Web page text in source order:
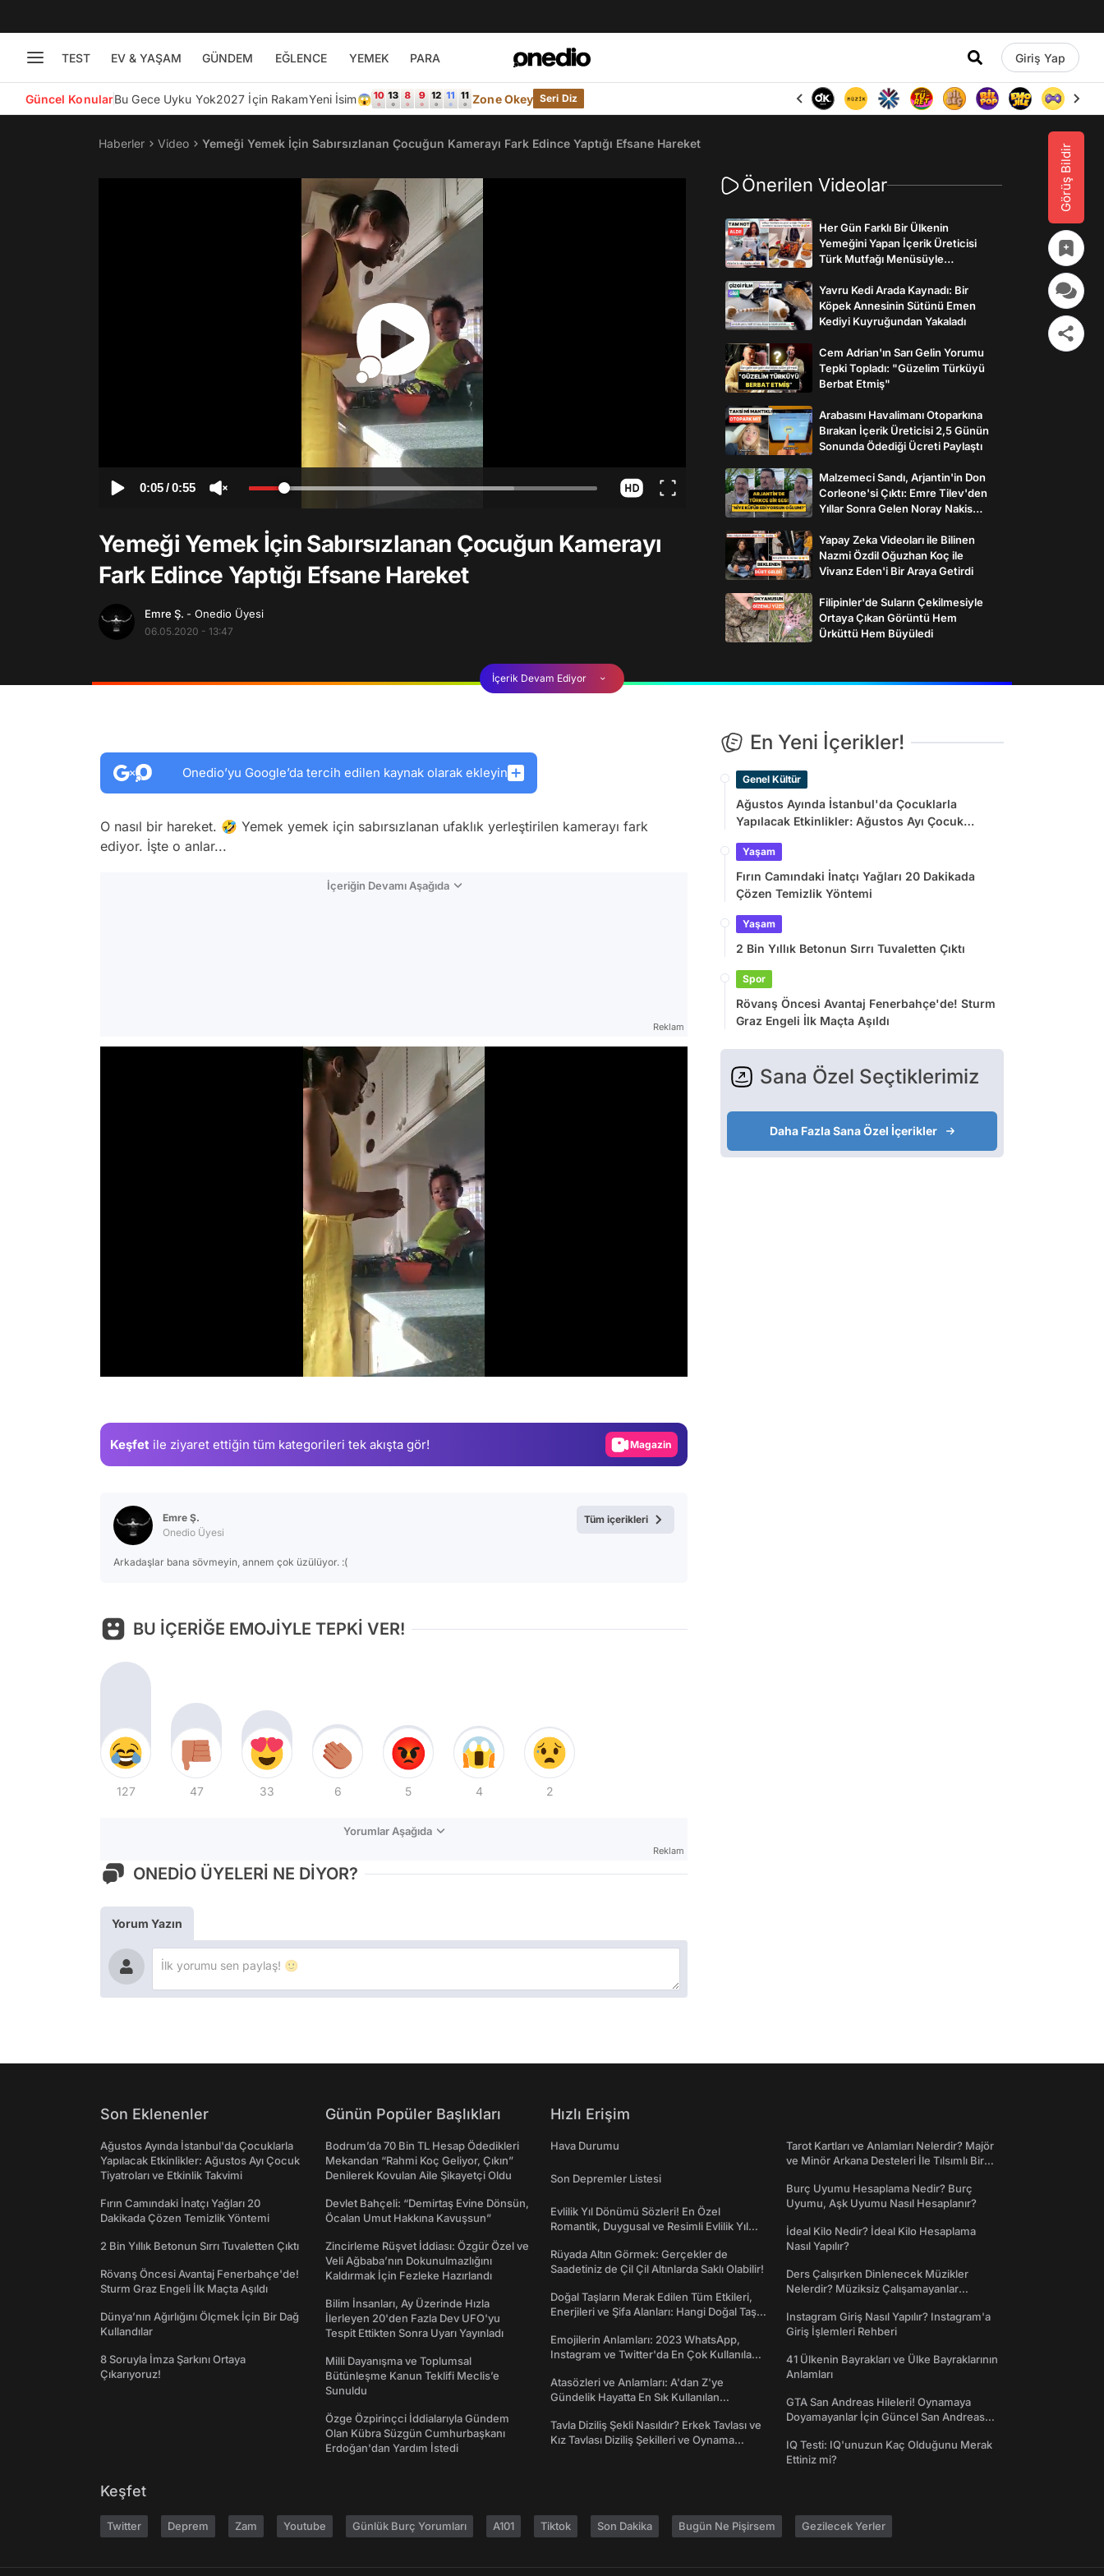
TEST EV & YAŞAM GÜNDEM EĞLENCE YEMEK PARA Giriş Yap
Güncel KonularBu Gece Uyku Yok2027 İçin RakamYeni İsim😱 Zone Okey Seri Diz
Görüş Bildir
Haberler Video Yemeği Yemek İçin Sabırsızlanan Çocuğun Kamerayı Fark Edince Yaptığı Efsane Hareket
0:05/0:55
Yemeği Yemek İçin Sabırsızlanan Çocuğun Kamerayı
Fark Edince Yaptığı Efsane Hareket
Emre Ş. - Onedio Üyesi
06.05.2020 - 13:47
Önerilen Videolar
Her Gün Farklı Bir Ülkenin
Yemeğini Yapan İçerik Üreticisi
Türk Mutfağı Menüsüyle
Yavru Kedi Arada Kaynadı: Bir
Köpek Annesinin Sütünü Emen
Kediyi Kuyruğundan Yakaladı
Cem Adrian'ın Sarı Gelin Yorumu
Tepki Topladı: "Güzelim Türküyü
Berbat Etmiş"
Arabasını Havalimanı Otoparkına
Bırakan İçerik Üreticisi 2,5 Günün
Sonunda Ödediği Ücreti Paylaştı
Malzemeci Sandı, Arjantin'in Don
Corleone'si Çıktı: Emre Tilev'den
Yıllar Sonra Gelen Noray Nakis
Yapay Zeka Videoları ile Bilinen
Nazmi Özdil Oğuzhan Koç ile
Vivanz Eden'i Bir Araya Getirdi
Filipinler'de Suların Çekilmesiyle
Ortaya Çıkan Görüntü Hem
Ürküttü Hem Büyüledi
İçerik Devam Ediyor
Onedio’yu Google’da tercih edilen kaynak olarak ekleyin
O nasıl bir hareket. 🤣 Yemek yemek için sabırsızlanan ufaklık yerleştirilen kamerayı fark
ediyor. İşte o anlar...
İçeriğin Devamı Aşağıda
Reklam
Keşfet ile ziyaret ettiğin tüm kategorileri tek akışta gör! Magazin
Emre Ş.
Onedio Üyesi
Arkadaşlar bana sövmeyin, annem çok üzülüyor. :(
Tüm içerikleri
BU İÇERİĞE EMOJİYLE TEPKİ VER!
127 47 33 6 5 4 2
Yorumlar Aşağıda
Reklam
ONEDİO ÜYELERİ NE DİYOR?
Yorum Yazın
En Yeni İçerikler!
Genel Kültür
Ağustos Ayında İstanbul'da Çocuklarla
Yapılacak Etkinlikler: Ağustos Ayı Çocuk
Yaşam
Fırın Camındaki İnatçı Yağları 20 Dakikada
Çözen Temizlik Yöntemi
Yaşam
2 Bin Yıllık Betonun Sırrı Tuvaletten Çıktı
Spor
Rövanş Öncesi Avantaj Fenerbahçe'de! Sturm
Graz Engeli İlk Maçta Aşıldı
Sana Özel Seçtiklerimiz
Daha Fazla Sana Özel İçerikler
Son Eklenenler
Ağustos Ayında İstanbul'da Çocuklarla
Yapılacak Etkinlikler: Ağustos Ayı Çocuk
Tiyatroları ve Etkinlik Takvimi
Fırın Camındaki İnatçı Yağları 20
Dakikada Çözen Temizlik Yöntemi
2 Bin Yıllık Betonun Sırrı Tuvaletten Çıktı
Rövanş Öncesi Avantaj Fenerbahçe'de!
Sturm Graz Engeli İlk Maçta Aşıldı
Dünya’nın Ağırlığını Ölçmek İçin Bir Dağ
Kullandılar
8 Soruyla İmza Şarkını Ortaya
Çıkarıyoruz!
Günün Popüler Başlıkları
Bodrum’da 70 Bin TL Hesap Ödedikleri
Mekandan “Rahmi Koç Geliyor, Çıkın”
Denilerek Kovulan Aile Şikayetçi Oldu
Devlet Bahçeli: “Demirtaş Evine Dönsün,
Öcalan Umut Hakkına Kavuşsun”
Zincirleme Rüşvet İddiası: Özgür Özel ve
Veli Ağbaba’nın Dokunulmazlığını
Kaldırmak İçin Fezleke Hazırlandı
Bilim İnsanları, Ay Üzerinde Hızla
İlerleyen 20'den Fazla Dev UFO'yu
Tespit Ettikten Sonra Uyarı Yayınladı
Milli Dayanışma ve Toplumsal
Bütünleşme Kanun Teklifi Meclis’e
Sunuldu
Özge Özpirinçci İddialarıyla Gündem
Olan Kübra Süzgün Cumhurbaşkanı
Erdoğan'dan Yardım İstedi
Hızlı Erişim
Hava Durumu
Son Depremler Listesi
Evlilik Yıl Dönümü Sözleri! En Özel
Romantik, Duygusal ve Resimli Evlilik Yıl
Rüyada Altın Görmek: Gerçekler de
Saadetiniz de Çil Çil Altınlarda Saklı Olabilir!
Doğal Taşların Merak Edilen Tüm Etkileri,
Enerjileri ve Şifa Alanları: Hangi Doğal Taş
Emojilerin Anlamları: 2023 WhatsApp,
Instagram ve Twitter'da En Çok Kullanılan
Atasözleri ve Anlamları: A'dan Z'ye
Gündelik Hayatta En Sık Kullanılan
Tavla Diziliş Şekli Nasıldır? Erkek Tavlası ve
Kız Tavlası Diziliş Şekilleri ve Oynama
Tarot Kartları ve Anlamları Nelerdir? Majör
ve Minör Arkana Desteleri İle Tılsımlı Bir
Burç Uyumu Hesaplama Nedir? Burç
Uyumu, Aşk Uyumu Nasıl Hesaplanır?
İdeal Kilo Nedir? İdeal Kilo Hesaplama
Nasıl Yapılır?
Ders Çalışırken Dinlenecek Müzikler
Nelerdir? Müziksiz Çalışamayanlar
Instagram Giriş Nasıl Yapılır? Instagram'a
Giriş İşlemleri Rehberi
41 Ülkenin Bayrakları ve Ülke Bayraklarının
Anlamları
GTA San Andreas Hileleri! Oynamaya
Doyamayanlar İçin Güncel San Andreas
IQ Testi: IQ'unuzun Kaç Olduğunu Merak
Ettiniz mi?
Keşfet
Twitter Deprem Zam Youtube Günlük Burç Yorumları A101 Tiktok Son Dakika Bugün Ne Pişirsem Gezilecek Yerler